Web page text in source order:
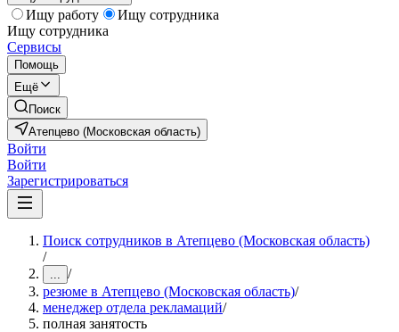
Ищу работу
Ищу сотрудника
Ищу сотрудника
Сервисы
Помощь
Ещё
Поиск
Атепцево (Московская область)
Войти
Войти
Зарегистрироваться
Поиск сотрудников в Атепцево (Московская область)
/
... /
резюме в Атепцево (Московская область)/
менеджер отдела рекламаций/
полная занятость